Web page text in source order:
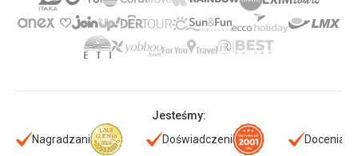
Jesteśmy:
Nagradzani
Doświadczeni Doceniani